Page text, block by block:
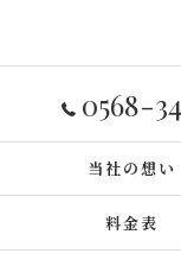
0568-
当社の想い
料金表